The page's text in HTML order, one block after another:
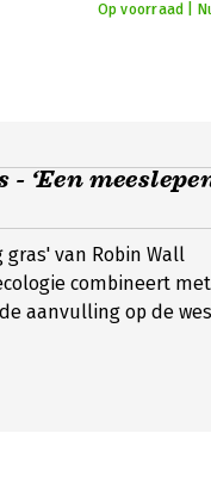
Op voorraad |
‘Een
gras' van Robin Wall
combineert met
aanvulling op de